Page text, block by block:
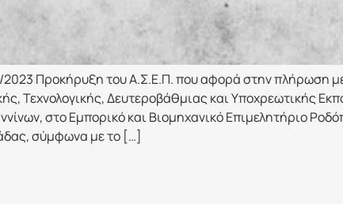
2023 Προκήρυξη του Α.Σ.Ε.Π. που αφορά στην πλήρωση
Τεχνολογικής, Δευτεροβάθμιας και Υποχρεωτικής
στο Εμπορικό και Βιομηχανικό Επιμελητήριο
σύμφωνα με το […]